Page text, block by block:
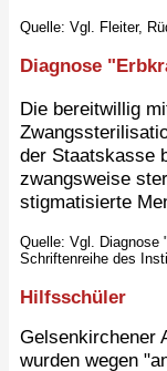
Quelle: Vgl. Fleiter,
Diagnose
Die bereitwillig
der Staatskasse
zwangsweise
stigmatisierte
Quelle: Vgl. Diagnose
Schriftenreihe des
Hilfsschüler
Gelsenkirchener
wurden wegen